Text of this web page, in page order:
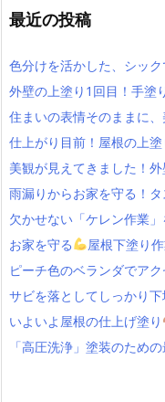
最近の投稿
色分けを活かした、シッ
外壁の上塗り1回目！手塗
住まいの表情そのままに
仕上がり目前！屋根の上
美観が見えてきました！
雨漏りからお家を守る！
欠かせない「ケレン作業」
お家を守る
屋根下塗り
ピーチ色のベランダでアク
サビを落としてしっかり
いよいよ屋根の仕上げ塗り
「高圧洗浄」塗装のため